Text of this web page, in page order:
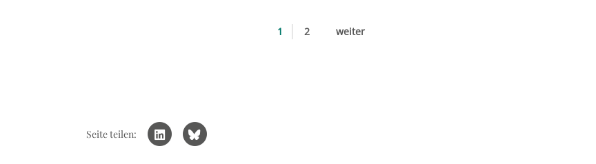
1 2 weiter
Seite teilen: